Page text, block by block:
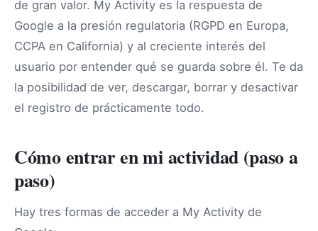
de gran valor. My Activity es la respuesta de
Google a la presión regulatoria (RGPD en Europa,
CCPA en California) y al creciente interés del
usuario por entender qué se guarda sobre él. Te da
la posibilidad de ver, descargar, borrar y desactivar
el registro de prácticamente todo.
Cómo entrar en mi actividad (paso a
paso)
Hay tres formas de acceder a My Activity de